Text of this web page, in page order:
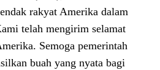
rakyat Amerika dalam
telah mengirim selamat
Semoga pemerintah
buah yang nyata bagi